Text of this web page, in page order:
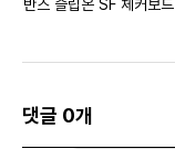
반스 슬립온 SF 체커보드
댓글 0개